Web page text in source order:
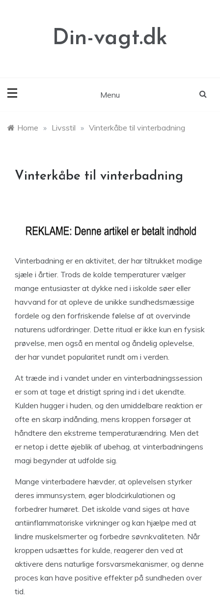
Din-vagt.dk
Menu
Home » Livsstil » Vinterkåbe til vinterbadning
Vinterkåbe til vinterbadning
Vinterbadning er en aktivitet, der har tiltrukket modige
sjæle i årtier. Trods de kolde temperaturer vælger
mange entusiaster at dykke ned i iskolde søer eller
havvand for at opleve de unikke sundhedsmæssige
fordele og den forfriskende følelse af at overvinde
naturens udfordringer. Dette ritual er ikke kun en fysisk
prøvelse, men også en mental og åndelig oplevelse,
der har vundet popularitet rundt om i verden.
At træde ind i vandet under en vinterbadningssession
er som at tage et dristigt spring ind i det ukendte.
Kulden hugger i huden, og den umiddelbare reaktion er
ofte en skarp indånding, mens kroppen forsøger at
håndtere den ekstreme temperaturændring. Men det
er netop i dette øjeblik af ubehag, at vinterbadningens
magi begynder at udfolde sig.
Mange vinterbadere hævder, at oplevelsen styrker
deres immunsystem, øger blodcirkulationen og
forbedrer humøret. Det iskolde vand siges at have
antiinflammatoriske virkninger og kan hjælpe med at
lindre muskelsmerter og forbedre søvnkvaliteten. Når
kroppen udsættes for kulde, reagerer den ved at
aktivere dens naturlige forsvarsmekanismer, og denne
proces kan have positive effekter på sundheden over
tid.